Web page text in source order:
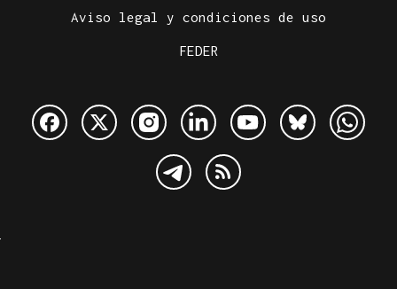
Aviso legal y condiciones de uso
FEDER